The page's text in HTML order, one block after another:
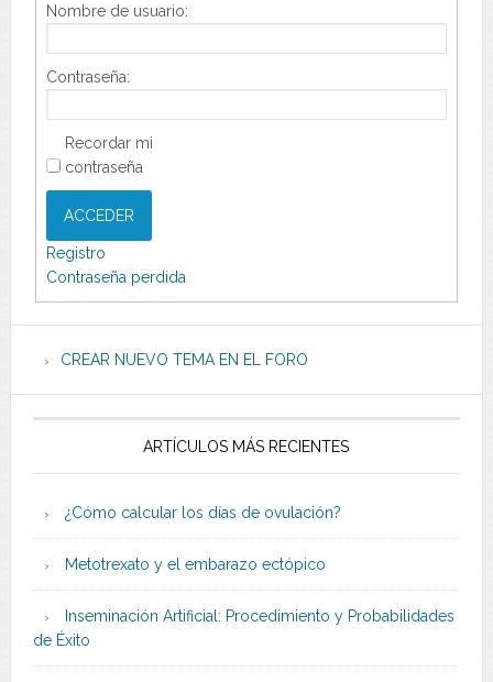
Nombre de usuario:
Contraseña:
Recordar mi
contraseña
ACCEDER
Registro
Contraseña perdida
CREAR NUEVO TEMA EN EL FORO
ARTÍCULOS MÁS RECIENTES
¿Cómo calcular los días de ovulación?
Metotrexato y el embarazo ectópico
Inseminación Artificial: Procedimiento y Probabilidades
de Éxito